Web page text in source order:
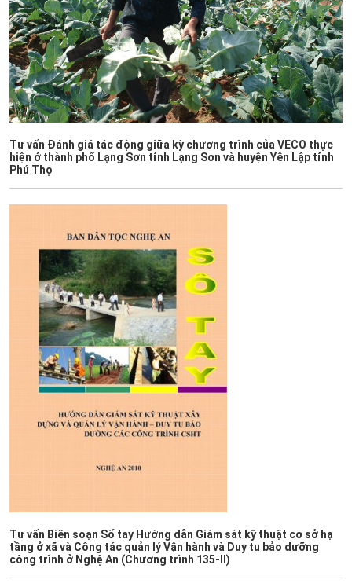
Tư vấn Đánh giá tác động giữa kỳ chương trình của VECO thực
hiện ở thành phố Lạng Sơn tỉnh Lạng Sơn và huyện Yên Lập tỉnh
Phú Thọ
Tư vấn Biên soạn Sổ tay Hướng dẫn Giám sát kỹ thuật cơ sở hạ
tầng ở xã và Công tác quản lý Vận hành và Duy tu bảo dưỡng
công trình ở Nghệ An (Chương trình 135-II)